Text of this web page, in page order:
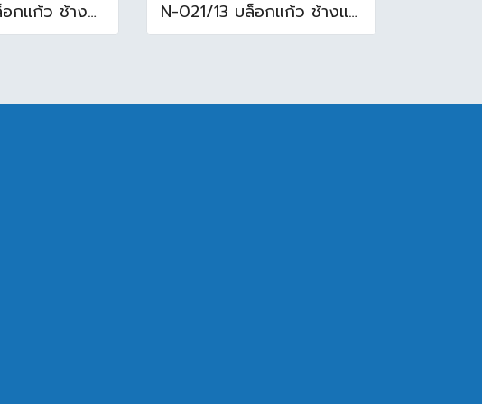
N-003/13 บล็อกแก้ว ช้างแก้ว WOW พริ้วแก้ว ( 24x11.5x8cm ) N-021/13 บล็อกแก้ว ช้างแก้ว WOW แก้วประดับฟ้า ( 24X11.5X8cm )